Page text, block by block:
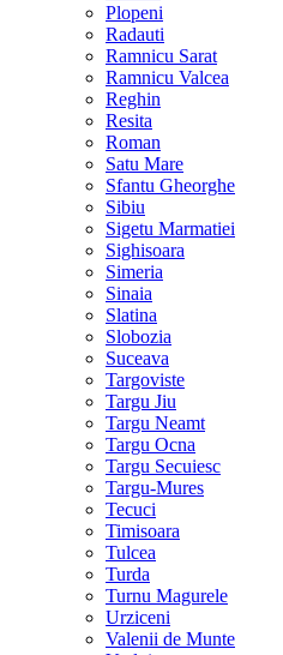
Plopeni
Radauti
Ramnicu Sarat
Ramnicu Valcea
Reghin
Resita
Roman
Satu Mare
Sfantu Gheorghe
Sibiu
Sigetu Marmatiei
Sighisoara
Simeria
Sinaia
Slatina
Slobozia
Suceava
Targoviste
Targu Jiu
Targu Neamt
Targu Ocna
Targu Secuiesc
Targu-Mures
Tecuci
Timisoara
Tulcea
Turda
Turnu Magurele
Urziceni
Valenii de Munte